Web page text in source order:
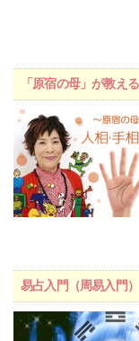
「原宿の母」が教え
易占入門（周易入門）